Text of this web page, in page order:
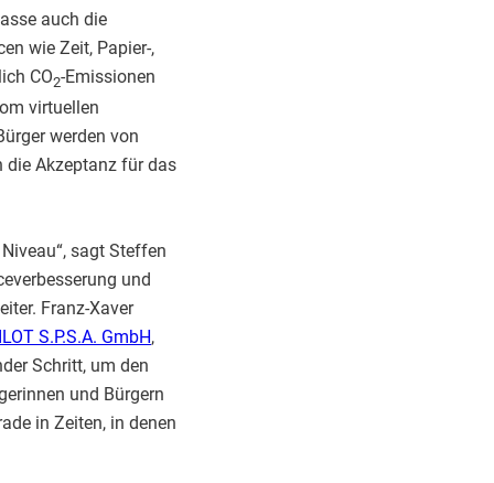
auch die
wie Zeit, Papier-,
CO2-Emissionen
virtuellen
werden von
die Akzeptanz für das
sagt Steffen
und
Franz-Xaver
S.P.S.A. GmbH,
Schritt, um den
und Bürgern
in Zeiten, in denen